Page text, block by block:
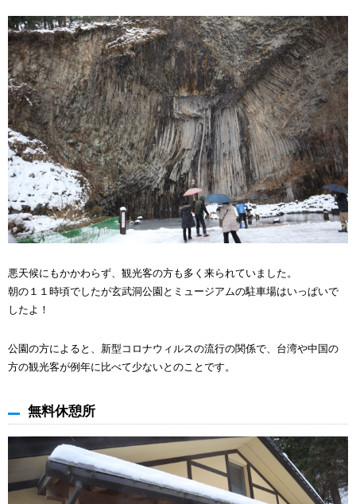
悪天候にもかかわらず、観光客の方も多く来られていました。
朝の１１時頃でしたが玄武洞公園とミュージアムの駐車場はいっぱいで
したよ！
公園の方によると、新型コロナウィルスの流行の関係で、台湾や中国の
方の観光客が例年に比べて少ないとのことです。
無料休憩所